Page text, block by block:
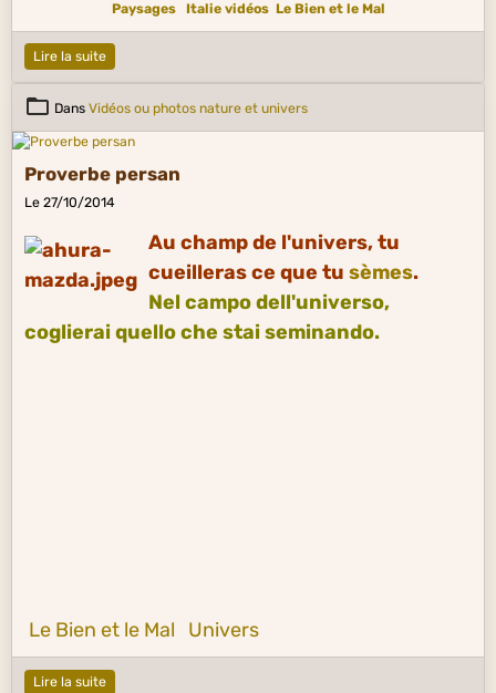
Paysages Italie vidéos Le Bien et le Mal
Lire la suite
Dans Vidéos ou photos nature et univers
Proverbe persan
Le 27/10/2014
Au champ de l'univers, tu
cueilleras ce que tu sèmes.
Nel campo dell'universo,
coglierai quello che stai seminando.
Le Bien et le Mal Univers
Lire la suite